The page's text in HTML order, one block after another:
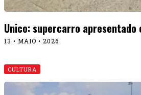
Unico: supercarro apresentado
13 • MAIO • 2026
CULTURA